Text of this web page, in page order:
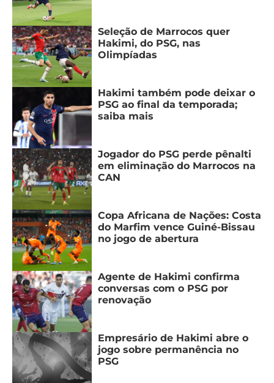
Seleção de Marrocos quer
Hakimi, do PSG, nas
Olimpíadas
Hakimi também pode deixar o
PSG ao final da temporada;
saiba mais
Jogador do PSG perde pênalti
em eliminação do Marrocos na
CAN
Copa Africana de Nações: Costa
do Marfim vence Guiné-Bissau
no jogo de abertura
Agente de Hakimi confirma
conversas com o PSG por
renovação
Empresário de Hakimi abre o
jogo sobre permanência no
PSG